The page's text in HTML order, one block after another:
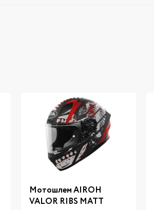
Мотошлем AIROH
VALOR RIBS MATT